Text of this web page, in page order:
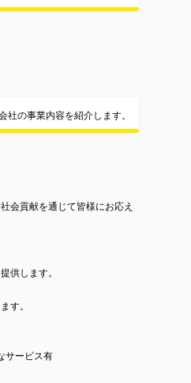
社の事業内容を紹介します。
会貢献を通じて皆様にお応え
供します。
す。
サービス有